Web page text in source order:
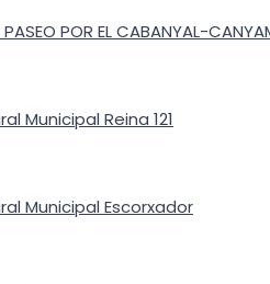
POR EL CABANYAL-
Municipal Reina 121
Municipal Escorxador